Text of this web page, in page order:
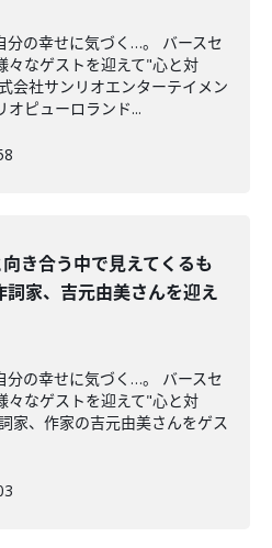
分の幸せに気づく…。 バースセ
々なゲストを迎えて"心と対
会社サンリオエンターテイメン
オピューロランド...
き合う中で見えてくるも
詞家、吉元由美さんを迎え
分の幸せに気づく…。 バースセ
々なゲストを迎えて"心と対
家、作家の吉元由美さんをゲス